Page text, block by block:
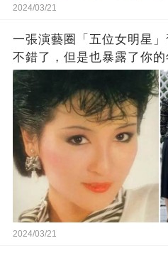
2024/03/21
一張演藝圈「五位女明星
不錯了，但是也暴露了你的
2024/03/21